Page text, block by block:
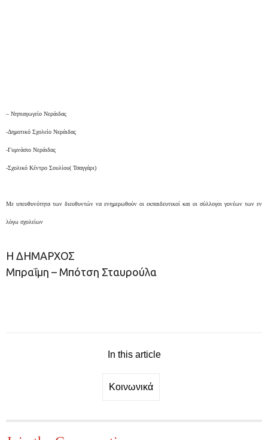
– Νηπιαγωγείο Νεράιδας
-Δημοτικό Σχολείο Νεράιδας
-Γυμνάσιο Νεράιδας
-Σχολικό Κέντρο Σουλίου( Τσαγγάρι)
Με υπευθυνότητα των διευθυντών να ενημερωθούν οι εκπαιδευτικοί και οι σύλλογοι γονέων των εν
λόγω σχολείων
Η ΔΗΜΑΡΧΟΣ
Μπραΐμη – Μπότση Σταυρούλα
In this article
Κοινωνικά